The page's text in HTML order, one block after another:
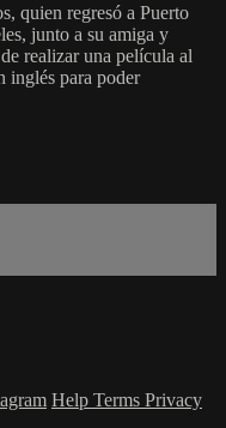
quien regresó a Puerto
junto a su amiga y
realizar una película al
inglés para poder
Help Terms Privacy